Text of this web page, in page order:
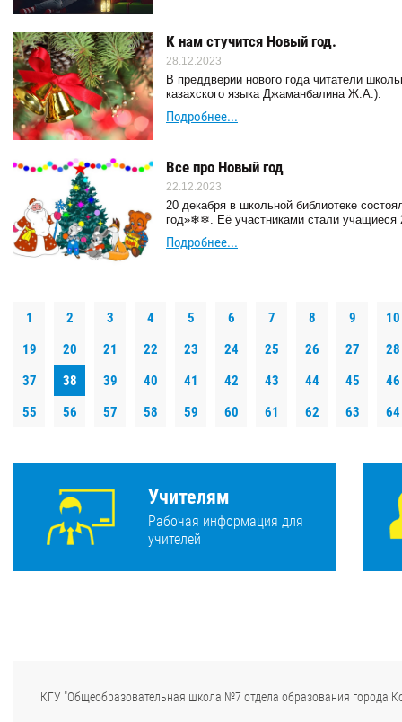
К нам стучится Новый год.
28.12.2023
В преддверии нового года читатели
казахского языка Джаманбалина Ж.А.).
Подробнее...
Все про Новый год
22.12.2023
20 декабря в школьной библиотеке
год»❄❄. Её участниками стали учащиеся
Подробнее...
1 2 3 4 5 6 7 8 9
10
19
20 21 22 23 24 25 26 27
28
37
38 39 40 41 42 43 44 45
46
55
56 57 58 59 60 61 62 63 64
Учителям
Рабочая информация для
учителей
КГУ "Общеобразовательная школа №7 отдела образования города